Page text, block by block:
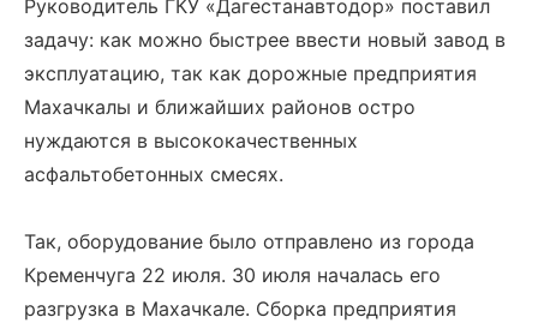
Руководитель ГКУ «Дагестанавтодор» поставил
задачу: как можно быстрее ввести новый завод в
эксплуатацию, так как дорожные предприятия
Махачкалы и ближайших районов остро
нуждаются в высококачественных
асфальтобетонных смесях.
Так, оборудование было отправлено из города
Кременчуга 22 июля. 30 июля началась его
разгрузка в Махачкале. Сборка предприятия